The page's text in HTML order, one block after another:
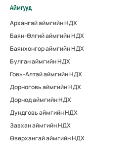
Аймгууд
Архангай аймгийн НДХ
Баян-Өлгий аймгийн НДХ
Баянхонгор аймгийн НДХ
Булган аймгийн НДХ
Говь-Алтай аймгийн НДХ
Дорноговь аймгийн НДХ
Дорнод аймгийн НДХ
Дундговь аймгийн НДХ
Завхан аймгийн НДХ
Өвөрхангай аймгийн НДХ